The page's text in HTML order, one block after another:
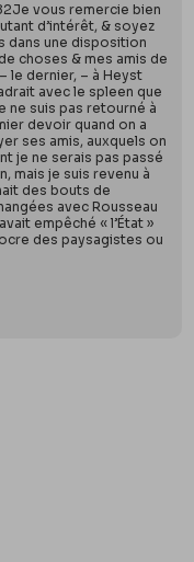
vous remercie bien
d’intérêt, & soyez
dans une disposition
choses & mes amis de
le dernier, – à Heyst
avec le spleen que
ne suis pas retourné à
devoir quand on a
ses amis, auxquels on
je ne serais pas passé
mais je suis revenu à
des bouts de
avec Rousseau
empêché « l’État »
des paysagistes ou